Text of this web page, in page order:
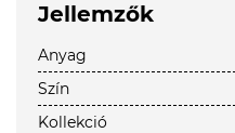
Jellemzők
Anyag
Szín
Kollekció